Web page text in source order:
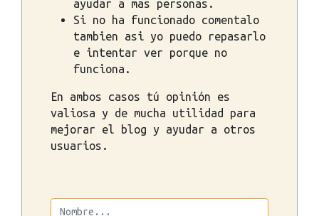
ayudar a mas personas.
Si no ha funcionado comentalo
tambien asi yo puedo repasarlo
e intentar ver porque no
funciona.
En ambos casos tú opinión es
valiosa y de mucha utilidad para
mejorar el blog y ayudar a otros
usuarios.